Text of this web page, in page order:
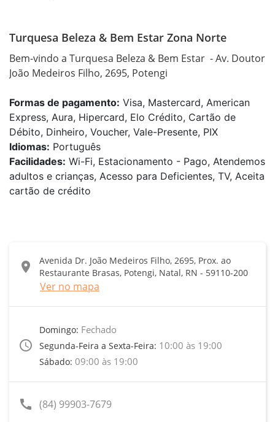
Turquesa Beleza & Bem Estar Zona Norte
Bem-vindo a Turquesa Beleza & Bem Estar  - Av. Doutor
João Medeiros Filho, 2695, Potengi
Formas de pagamento: Visa, Mastercard, American
Express, Aura, Hipercard, Elo Crédito, Cartão de
Débito, Dinheiro, Voucher, Vale-Presente, PIX
Idiomas: Português
Facilidades: Wi-Fi, Estacionamento - Pago, Atendemos
adultos e crianças, Acesso para Deficientes, TV, Aceita
cartão de crédito
location_on
Avenida Dr. João Medeiros Filho, 2695, Prox. ao
Restaurante Brasas, Potengi, Natal, RN - 59110-200
Ver no mapa
access_time
Domingo: Fechado
Segunda-Feira a Sexta-Feira: 10:00 às 19:00
Sábado: 09:00 às 19:00
call (84) 99903-7679